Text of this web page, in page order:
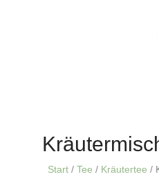
Start/ Tee / Kräutertee /